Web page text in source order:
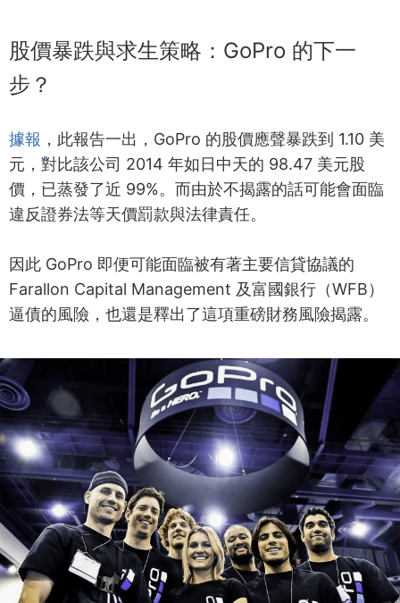
股價暴跌與求生策略：GoPro 的下一
步？
據報 ，此報告一出，GoPro 的股價應聲暴跌到 1.10 美
元，對比該公司 2014 年如日中天的 98.47 美元股
價，已蒸發了近 99%。而由於不揭露的話可能會面臨
違反證券法等天價罰款與法律責任。
因此 GoPro 即便可能面臨被有著主要信貸協議的
Farallon Capital Management 及富國銀行（WFB）
逼債的風險，也還是釋出了這項重磅財務風險揭露。